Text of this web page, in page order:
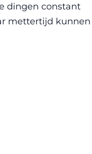
dingen constant
mettertijd kunnen